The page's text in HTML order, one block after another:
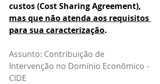
custos (Cost Sharing Agreement),
mas que não atenda aos requisitos
para sua caracterização.
Assunto: Contribuição de
Intervenção no Domínio Econômico -
CIDE